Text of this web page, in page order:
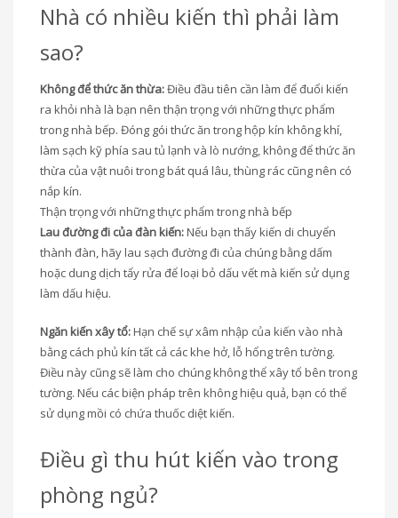
Nhà có nhiều kiến thì phải làm
sao?
Không để thức ăn thừa:Điều đầu tiên cần làm để đuổi kiến
ra khỏi nhà là bạn nên thận trọng với những thực phẩm
trong nhà bếp. Đóng gói thức ăn trong hộp kín không khí,
làm sạch kỹ phía sau tủ lạnh và lò nướng, không để thức ăn
thừa của vật nuôi trong bát quá lâu, thùng rác cũng nên có
nắp kín.
Thận trọng với những thực phẩm trong nhà bếp
Lau đường đi của đàn kiến:Nếu bạn thấy kiến di chuyển
thành đàn, hãy lau sạch đường đi của chúng bằng dấm
hoặc dung dịch tẩy rửa để loại bỏ dấu vết mà kiến sử dụng
làm dấu hiệu.
Ngăn kiến xây tổ:Hạn chế sự xâm nhập của kiến vào nhà
bằng cách phủ kín tất cả các khe hở, lỗ hổng trên tường.
Điều này cũng sẽ làm cho chúng không thể xây tổ bên trong
tường. Nếu các biện pháp trên không hiệu quả, bạn có thể
sử dụng mồi có chứa thuốc diệt kiến.
Điều gì thu hút kiến vào trong
phòng ngủ?